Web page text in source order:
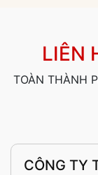
LIÊN
TOÀN THÀNH
CÔNG TY